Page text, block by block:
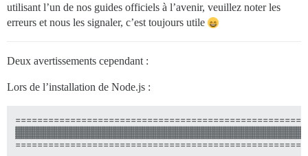
utilisant l’un de nos guides officiels à l’avenir, veuillez noter les
erreurs et nous les signaler, c’est toujours utile
Deux avertissements cependant :
Lors de l’installation de Node.js :